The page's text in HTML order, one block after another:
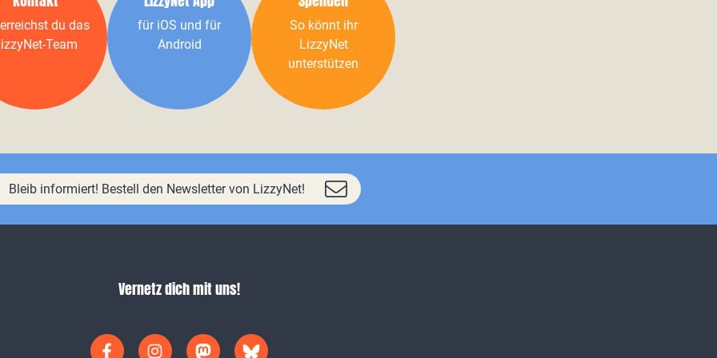
du das
Team
für iOS und für
Android
So könnt ihr
LizzyNet
unterstützen
Bleib informiert! Bestell den Newsletter von LizzyNet!
Vernetz dich mit uns!